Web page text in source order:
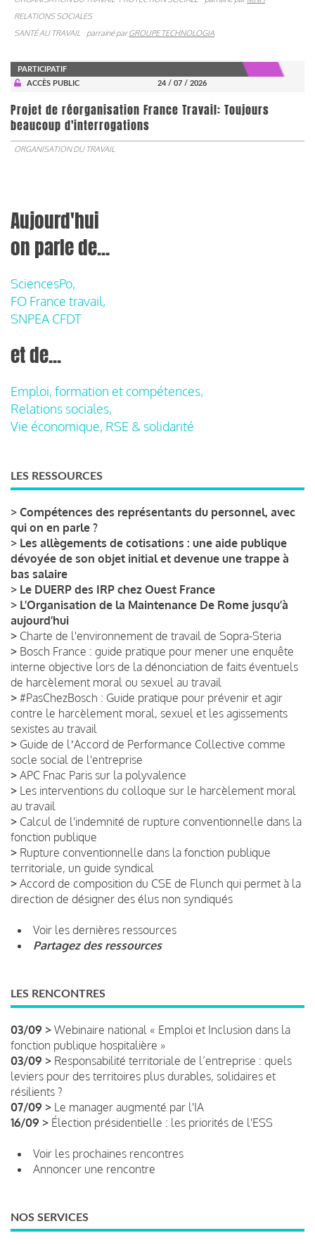
RELATIONS SOCIALES
SANTÉ AU TRAVAIL
parrainé parGROUPE TECHNOLOGIA
PARTICIPATIF
ACCÈS PUBLIC
24 / 07 / 2026
Projet de réorganisation France Travail: Toujours
beaucoup d'interrogations
ORGANISATION DU TRAVAIL
Aujourd'hui
on parle de...
SciencesPo,
FO France travail,
SNPEA CFDT
et de...
Emploi, formation et compétences,
Relations sociales,
Vie économique, RSE & solidarité
LES RESSOURCES
> Compétences des représentants du personnel, avec
qui on en parle ?
> Les allègements de cotisations : une aide publique
dévoyée de son objet initial et devenue une trappe à
bas salaire
> Le DUERP des IRP chez Ouest France
> L’Organisation de la Maintenance De Rome jusqu’à
aujourd’hui
> Charte de l'environnement de travail de Sopra-Steria
> Bosch France : guide pratique pour mener une enquête
interne objective lors de la dénonciation de faits éventuels
de harcèlement moral ou sexuel au travail
> #PasChezBosch : Guide pratique pour prévenir et agir
contre le harcèlement moral, sexuel et les agissements
sexistes au travail
> Guide de lʼAccord de Performance Collective comme
socle social de l'entreprise
> APC Fnac Paris sur la polyvalence
> Les interventions du colloque sur le harcèlement moral
au travail
> Calcul de l'indemnité de rupture conventionnelle dans la
fonction publique
> Rupture conventionnelle dans la fonction publique
territoriale, un guide syndical
> Accord de composition du CSE de Flunch qui permet à la
direction de désigner des élus non syndiqués
Voir les dernières ressources
Partagez des ressources
LES RENCONTRES
03/09 > Webinaire national « Emploi et Inclusion dans la
fonction publique hospitalière »
03/09 > Responsabilité territoriale de l’entreprise : quels
leviers pour des territoires plus durables, solidaires et
résilients ?
07/09 > Le manager augmenté par l'IA
16/09 > Élection présidentielle : les priorités de l'ESS
Voir les prochaines rencontres
Annoncer une rencontre
NOS SERVICES